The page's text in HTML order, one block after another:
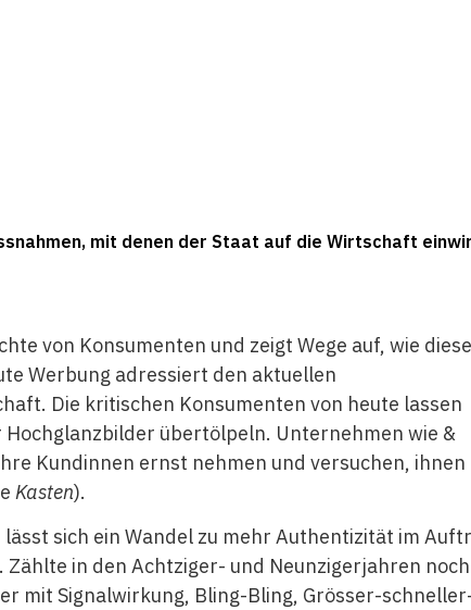
mit denen der Staat auf die Wirtschaft
von Konsumenten und zeigt Wege auf, wie diese
Werbung adressiert den aktuellen
Die kritischen Konsumenten von heute lassen
übertölpeln. Unternehmen wie &
Kundinnen ernst nehmen und versuchen, ihnen
Kasten).
sich ein Wandel zu mehr Authentizität im
in den Achtziger- und Neunzigerjahren noch
mit Signalwirkung, Bling-Bling, Grösser-